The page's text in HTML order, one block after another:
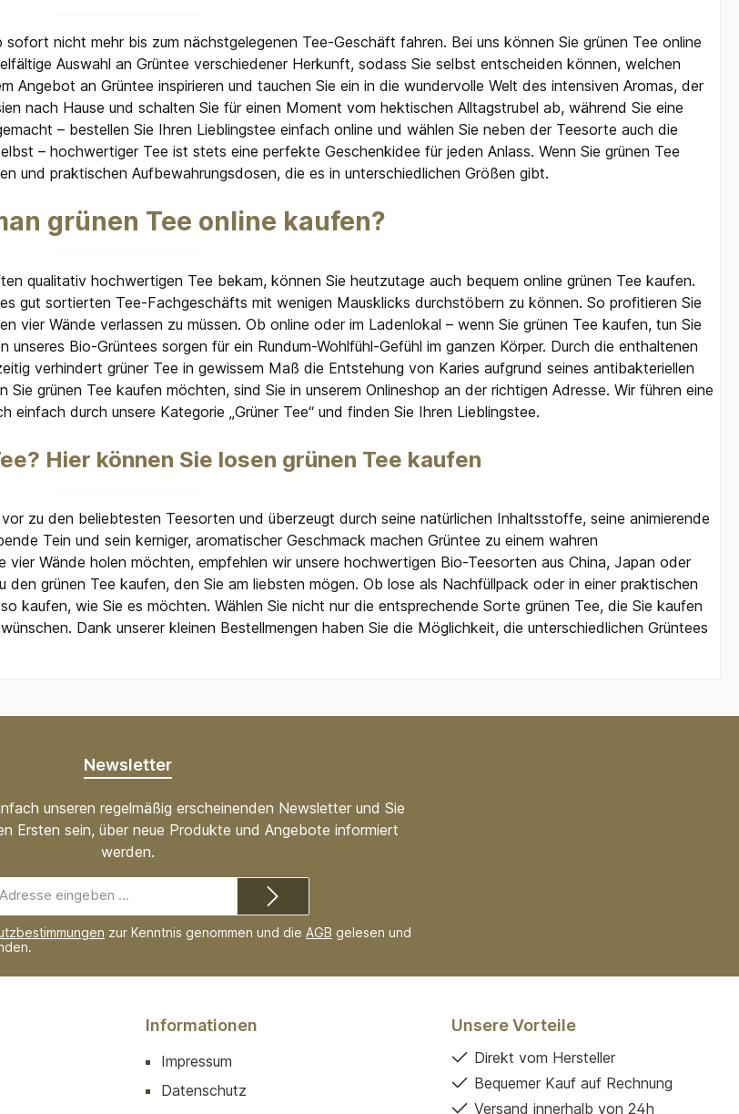
nicht mehr bis zum nächstgelegenen Tee-Geschäft fahren. Bei uns können Sie grünen Tee online
Auswahl an Grüntee verschiedener Herkunft, sodass Sie selbst entscheiden können, welchen
Angebot an Grüntee inspirieren und tauchen Sie ein in die wundervolle Welt des intensiven Aromas, der
nach Hause und schalten Sie für einen Moment vom hektischen Alltagstrubel ab, während Sie eine
– bestellen Sie Ihren Lieblingstee einfach online und wählen Sie neben der Teesorte auch die
– hochwertiger Tee ist stets eine perfekte Geschenkidee für jeden Anlass. Wenn Sie grünen Tee
und praktischen Aufbewahrungsdosen, die es in unterschiedlichen Größen gibt.
grünen Tee online kaufen?
qualitativ hochwertigen Tee bekam, können Sie heutzutage auch bequem online grünen Tee kaufen.
gut sortierten Tee-Fachgeschäfts mit wenigen Mausklicks durchstöbern zu können. So profitieren Sie
vier Wände verlassen zu müssen. Ob online oder im Ladenlokal – wenn Sie grünen Tee kaufen, tun Sie
Bio-Grüntees sorgen für ein Rundum-Wohlfühl-Gefühl im ganzen Körper. Durch die enthaltenen
verhindert grüner Tee in gewissem Maß die Entstehung von Karies aufgrund seines antibakteriellen
grünen Tee kaufen möchten, sind Sie in unserem Onlineshop an der richtigen Adresse. Wir führen eine
durch unsere Kategorie „Grüner Tee“ und finden Sie Ihren Lieblingstee.
Hier können Sie losen grünen Tee kaufen
zu den beliebtesten Teesorten und überzeugt durch seine natürlichen Inhaltsstoffe, seine animierende
Tein und sein kerniger, aromatischer Geschmack machen Grüntee zu einem wahren
vier Wände holen möchten, empfehlen wir unsere hochwertigen Bio-Teesorten aus China, Japan oder
grünen Tee kaufen, den Sie am liebsten mögen. Ob lose als Nachfüllpack oder in einer praktischen
kaufen, wie Sie es möchten. Wählen Sie nicht nur die entsprechende Sorte grünen Tee, die Sie kaufen
Dank unserer kleinen Bestellmengen haben Sie die Möglichkeit, die unterschiedlichen Grüntees
Newsletter
unseren regelmäßig erscheinenden Newsletter und Sie
Ersten sein, über neue Produkte und Angebote informiert
werden.
Mail-
Adresse*
zur Kenntnis genommen und die AGB gelesen und
Informationen
Impressum
Datenschutz
Unsere Vorteile
Direkt vom Hersteller
Bequemer Kauf auf Rechnung
Versand innerhalb von 24h